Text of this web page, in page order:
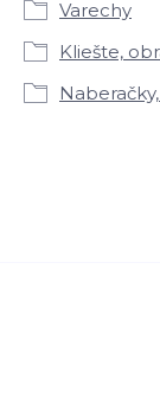
Varechy
Kliešte,